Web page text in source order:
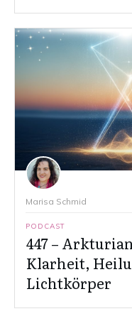
Marisa Schmid
PODCAST
447 –
Klarheit,
Lichtkörper